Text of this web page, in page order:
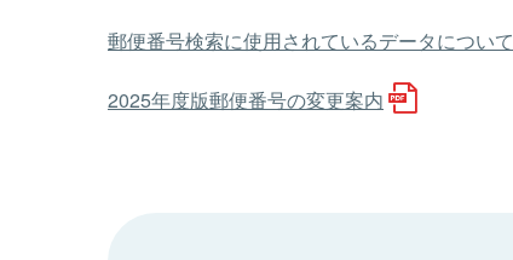
郵便番号検索に使用されているデータについて
2025年度版郵便番号の変更案内